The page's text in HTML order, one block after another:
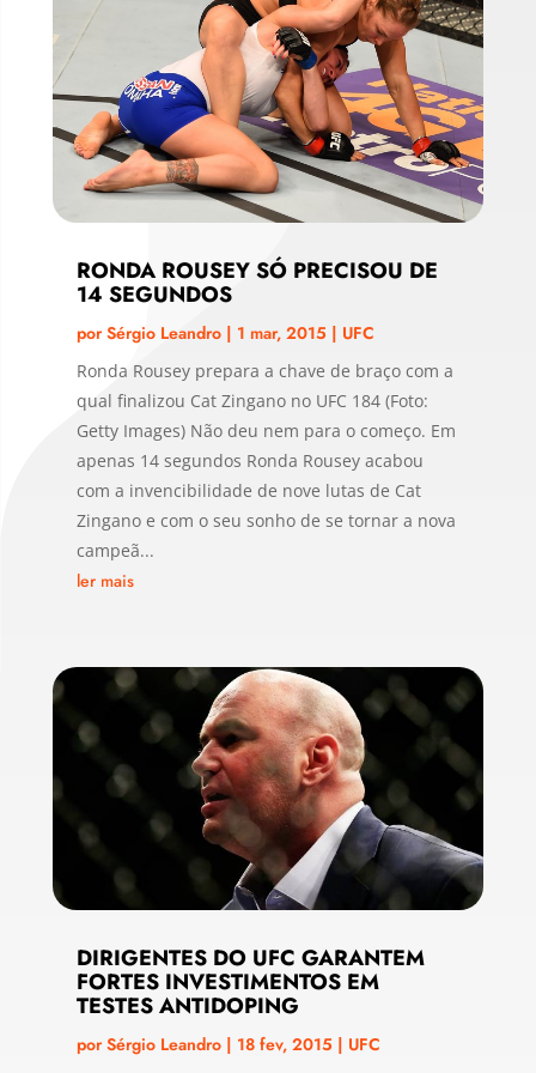
RONDA ROUSEY SÓ PRECISOU DE
14 SEGUNDOS
porSérgio Leandro| 1 mar, 2015 | UFC
Ronda Rousey prepara a chave de braço com a
qual finalizou Cat Zingano no UFC 184 (Foto:
Getty Images) Não deu nem para o começo. Em
apenas 14 segundos Ronda Rousey acabou
com a invencibilidade de nove lutas de Cat
Zingano e com o seu sonho de se tornar a nova
campeã...
ler mais
DIRIGENTES DO UFC GARANTEM
FORTES INVESTIMENTOS EM
TESTES ANTIDOPING
porSérgio Leandro| 18 fev, 2015 | UFC